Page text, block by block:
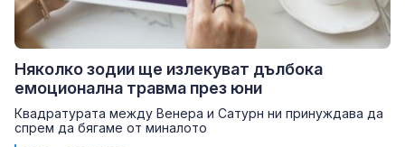
Няколко зодии ще излекуват дълбока
емоционална травма през юни
Квадратурата между Венера и Сатурн ни принуждава да
спрем да бягаме от миналото